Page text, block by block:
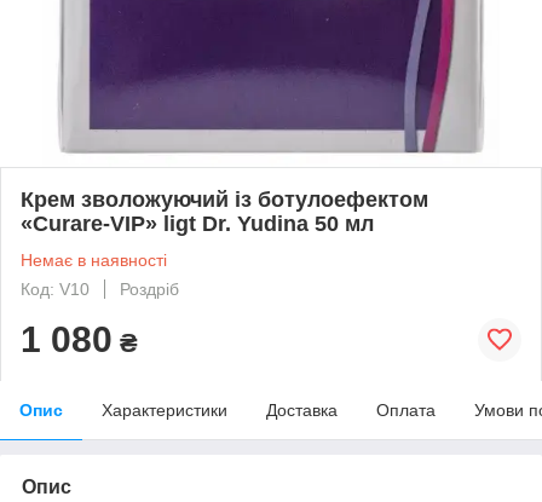
Крем зволожуючий із ботулоефектом
«Curare-VIP» ligt Dr. Yudina 50 мл
Немає в наявності
Код: V10
Роздріб
1 080 ₴
Опис Характеристики Доставка Оплата Умови
Опис